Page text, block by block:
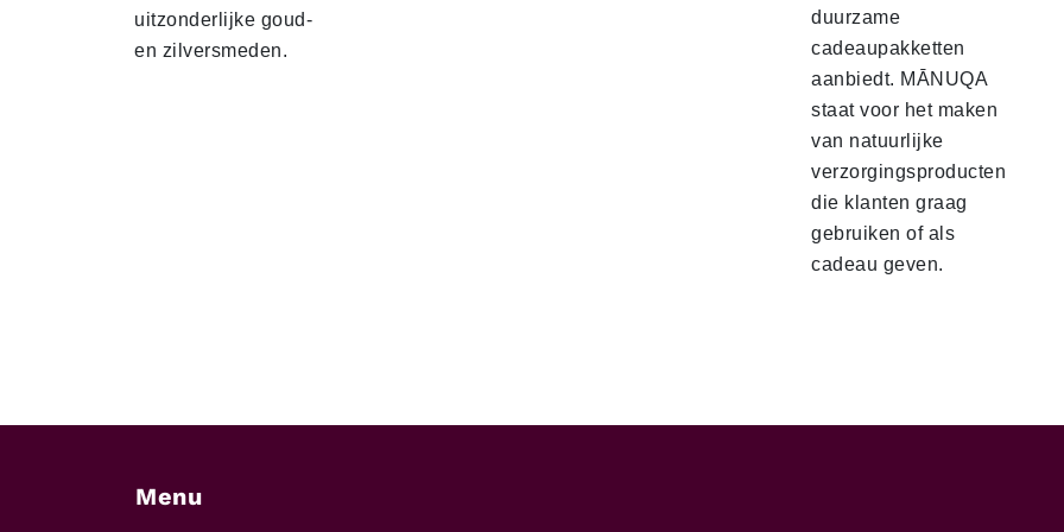
uitzonderlijke goud-
en zilversmeden.
duurzame
cadeaupakketten
aanbiedt. MĀNUQA
staat voor het maken
van natuurlijke
verzorgingsproducten
die klanten graag
gebruiken of als
cadeau geven.
Menu